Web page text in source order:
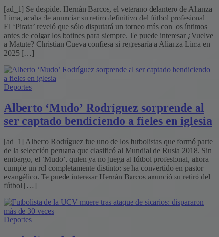
[ad_1] Se despide. Hernán Barcos, el veterano delantero de Alianza
Lima, acaba de anunciar su retiro definitivo del fútbol profesional.
El ‘Pirata’ reveló que sólo disputará un torneo más con los íntimos
antes de colgar los botines para siempre. Te puede interesar ¿Vuelve
a Matute? Christian Cueva confiesa si regresaría a Alianza Lima en
2025 […]
Deportes
Alberto ‘Mudo’ Rodríguez sorprende al
ser captado bendiciendo a fieles en iglesia
[ad_1] Alberto Rodríguez fue uno de los futbolistas que formó parte
de la selección peruana que clasificó al Mundial de Rusia 2018. Sin
embargo, el ‘Mudo’, quien ya no juega al fútbol profesional, ahora
cumple un rol completamente distinto: se ha convertido en pastor
evangélico. Te puede interesar Hernán Barcos anunció su retiró del
fútbol […]
Deportes